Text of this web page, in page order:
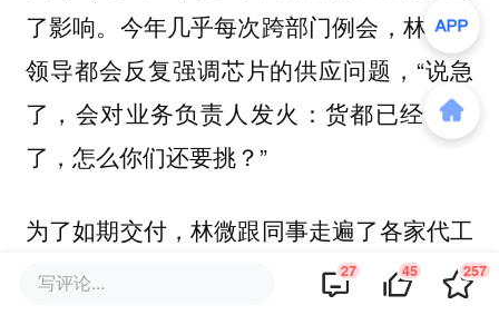
了影响。今年几乎每次跨部门例会，林微的
领导都会反复强调芯片的供应问题，“说急
了，会对业务负责人发火：货都已经不足
了，怎么你们还要挑？”
为了如期交付，林微跟同事走遍了各家代工
厂，很多时候等来的都是闭门羹——厂商觉
写评论... 27 45 257